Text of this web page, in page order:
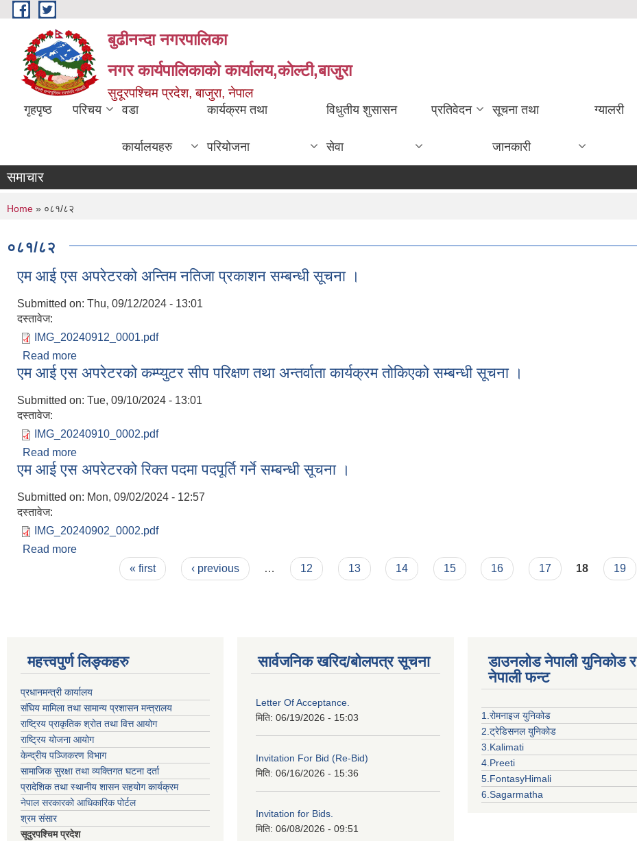
Skip to main content
बुढीनन्दा नगरपालिका
नगर कार्यपालिकाकाे कार्यालय,काेल्टी,बाजुरा
सुदूरपश्चिम प्रदेश, बाजुरा, नेपाल
गृहपृष्ठ परिचय वडा
कार्यालयहरु
कार्यक्रम तथा
परियोजना
विधुतीय शुसासन
सेवा
प्रतिवेदन सूचना तथा
जानकारी
ग्यालरी
समाचार
You are here
Home » ०८१/८२
०८१/८२
एम आई एस अपरेटरको अन्तिम नतिजा प्रकाशन सम्बन्धी सूचना ।
Submitted on: Thu, 09/12/2024 - 13:01
दस्तावेज:
IMG_20240912_0001.pdf
Read more
एम आई एस अपरेटरको कम्प्युटर सीप परिक्षण तथा अन्तर्वाता कार्यक्रम तोकिएको सम्बन्धी सूचना ।
Submitted on: Tue, 09/10/2024 - 13:01
दस्तावेज:
IMG_20240910_0002.pdf
Read more
एम आई एस अपरेटरको रिक्त पदमा पदपूर्ति गर्ने सम्बन्धी सूचना ।
Submitted on: Mon, 09/02/2024 - 12:57
दस्तावेज:
IMG_20240902_0002.pdf
Read more
« first ‹ previous … 12 13 14 15 16 17 18 19
महत्त्वपुर्ण लिङ्कहरु
प्रधानमन्त्री कार्यालय
संघिय मामिला तथा सामान्य प्रशासन मन्त्रालय
राष्ट्रिय प्राकृतिक श्रोत तथा वित्त आयोग
राष्ट्रिय योजना आयोग
केन्द्रीय पञ्जिकरण विभाग
सामाजिक सुरक्षा तथा व्यक्तिगत घटना दर्ता
प्रादेशिक तथा स्थानीय शासन सहयोग कार्यक्रम
नेपाल सरकारको आधिकारिक पोर्टल
श्रम संसार
सूदुरपश्चिम प्रदेश
सार्वजनिक खरिद/बोलपत्र सूचना
Letter Of Acceptance.
मिति: 06/19/2026 - 15:03
Invitation For Bid (Re-Bid)
मिति: 06/16/2026 - 15:36
Invitation for Bids.
मिति: 06/08/2026 - 09:51
डाउनलोड नेपाली युनिकोड र
नेपाली फन्ट
1.रोमनाइज युनिकोड
2.ट्रेडिसनल युनिकोड
3.Kalimati
4.Preeti
5.FontasyHimali
6.Sagarmatha